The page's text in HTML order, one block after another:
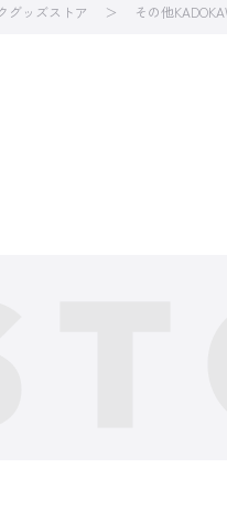
グッズストア その他